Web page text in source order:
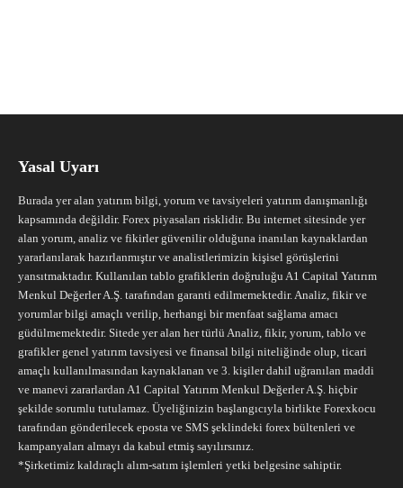
Yasal Uyarı
Burada yer alan yatırım bilgi, yorum ve tavsiyeleri yatırım danışmanlığı
kapsamında değildir. Forex piyasaları risklidir. Bu internet sitesinde yer
alan yorum, analiz ve fikirler güvenilir olduğuna inanılan kaynaklardan
yararlanılarak hazırlanmıştır ve analistlerimizin kişisel görüşlerini
yansıtmaktadır. Kullanılan tablo grafiklerin doğruluğu A1 Capital Yatırım
Menkul Değerler A.Ş. tarafından garanti edilmemektedir. Analiz, fikir ve
yorumlar bilgi amaçlı verilip, herhangi bir menfaat sağlama amacı
güdülmemektedir. Sitede yer alan her türlü Analiz, fikir, yorum, tablo ve
grafikler genel yatırım tavsiyesi ve finansal bilgi niteliğinde olup, ticari
amaçlı kullanılmasından kaynaklanan ve 3. kişiler dahil uğranılan maddi
ve manevi zararlardan A1 Capital Yatırım Menkul Değerler A.Ş. hiçbir
şekilde sorumlu tutulamaz. Üyeliğinizin başlangıcıyla birlikte Forexkocu
tarafından gönderilecek eposta ve SMS şeklindeki forex bültenleri ve
kampanyaları almayı da kabul etmiş sayılırsınız.
*Şirketimiz kaldıraçlı alım-satım işlemleri yetki belgesine sahiptir.